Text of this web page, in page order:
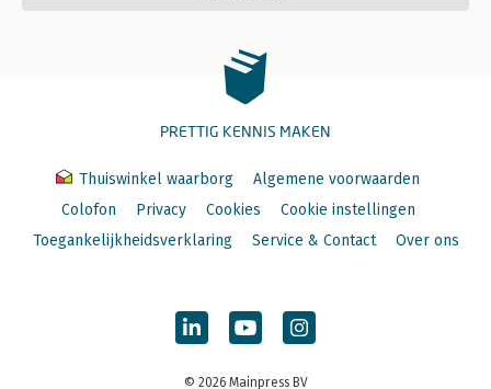
PRETTIG KENNIS MAKEN
Thuiswinkel waarborg
Algemene voorwaarden
Colofon
Privacy Cookies
Cookie instellingen
Toegankelijkheidsverklaring
Service & Contact Over ons
© 2026 Mainpress BV